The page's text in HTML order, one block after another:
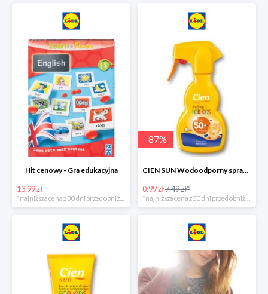
Hit cenowy - Gra edukacyjna
13.99 zł
*najniższa cena z 30 dni przed obniżką
-87%
CIEN SUN Wodoodporny spray do opalania dla dzieci z SPF50 -75%
0.99 zł7.49 zł*
*najniższa cena z 30 dni przed obniżką